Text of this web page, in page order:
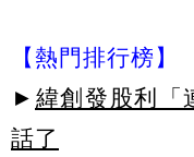
【熱門排行榜】
► 緯創發股利「
話了